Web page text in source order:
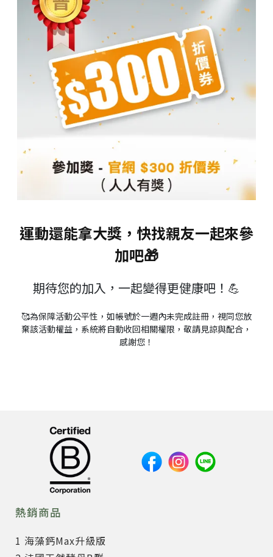
運動還能拿大獎，快找親友一起來參
加吧🎁
期待您的加入，一起變得更健康吧！💪
🥰為保障活動公平性，如帳號於一週內未完成註冊，視同您放
棄該活動權益，系統將自動收回相關權限，敬請見諒與配合，
感謝您！
熱銷商品
1 海藻鈣Max升級版